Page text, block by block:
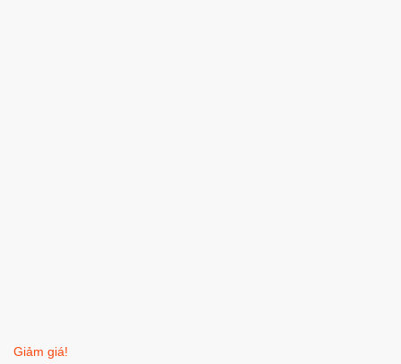
Giảm giá!